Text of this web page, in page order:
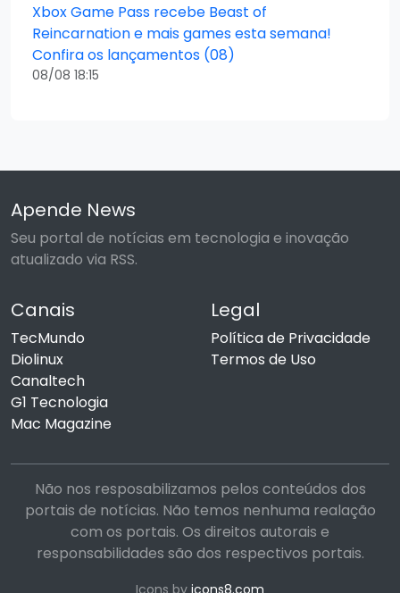
Xbox Game Pass recebe Beast of
Reincarnation e mais games esta semana!
Confira os lançamentos (08)
08/08 18:15
Apende News
Seu portal de notícias em tecnologia e inovação
atualizado via RSS.
Canais
TecMundo
Diolinux
Canaltech
G1 Tecnologia
Mac Magazine
Legal
Política de Privacidade
Termos de Uso
Não nos resposabilizamos pelos conteúdos dos
portais de notícias. Não temos nenhuma realação
com os portais. Os direitos autorais e
responsabilidades são dos respectivos portais.
Icons by icons8.com